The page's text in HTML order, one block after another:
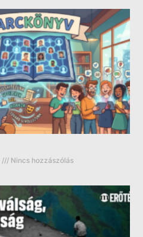
Nincs hozzászólás